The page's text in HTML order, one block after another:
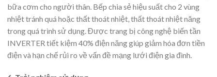
bữa cơm cho người thân. Bếp chia sẻ hiệu suất cho 2 vùng
nhiệt tránh quá hoặc thất thoát nhiệt, thất thoát nhiệt năng
trong quá trình sử dụng. Được trang bị công nghệ biến tần
INVERTER tiết kiệm 40% điện năng giúp giảm hóa đơn tiền
điện và hạn chế rủi ro về vấn đề mạng lưới điện gia đình.